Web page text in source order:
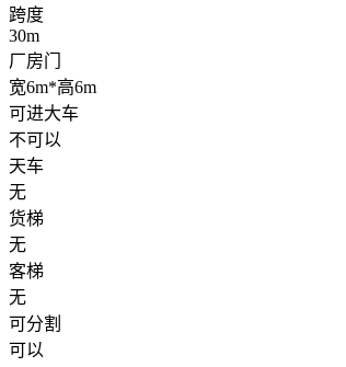
跨度
30m
厂房门
宽6m*高6m
可进大车
不可以
天车
无
货梯
无
客梯
无
可分割
可以